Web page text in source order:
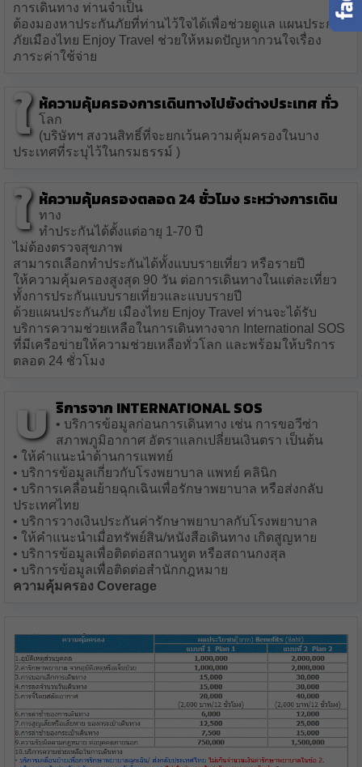
การเดินทาง ท่านจำเป็น
ต้องมองหาประกันภัยที่ท่านไว้ใจได้เพื่อช่วยดูแล แผนประกัน
ภัยเมืองไทย Enjoy Travel ช่วยให้หมดปัญหากวนใจเรื่อง
ภาระค่าใช้จ่าย
ใ ห้ความคุ้มครองการเดินทางไปยังต่างประเทศ ทั่ว
โลก
(บริษัทฯ สงวนสิทธิ์ที่จะยกเว้นความคุ้มครองในบาง
ประเทศที่ระบุไว้ในกรมธรรม์ )
ใ ห้ความคุ้มครองตลอด 24 ชั่วโมง ระหว่างการเดิน
ทาง
ทำประกันได้ตั้งแต่อายุ 1-70 ปี
ไม่ต้องตรวจสุขภาพ
สามารถเลือกทำประกันได้ทั้งแบบรายเที่ยว หรือรายปี
ให้ความคุ้มครองสูงสุด 90 วัน ต่อการเดินทางในแต่ละเที่ยว
ทั้งการประกันแบบรายเที่ยวและแบบรายปี
ด้วยแผนประกันภัย เมืองไทย Enjoy Travel ท่านจะได้รับ
บริการความช่วยเหลือในการเดินทางจาก International SOS
ที่มีเครือข่ายให้ความช่วยเหลือทั่วโลก และพร้อมให้บริการ
ตลอด 24 ชั่วโมง
บ ริการจาก International SOS
• บริการข้อมูลก่อนการเดินทาง เช่น การขอวีซ่า
สภาพภูมิอากาศ อัตราแลกเปลี่ยนเงินตรา เป็นต้น
• ให้คำแนะนำด้านการแพทย์
• บริการข้อมูลเกี่ยวกับโรงพยาบาล แพทย์ คลินิก
• บริการเคลื่อนย้ายฉุกเฉินเพื่อรักษาพยาบาล หรือส่งกลับ
ประเทศไทย
• บริการวางเงินประกันค่ารักษาพยาบาลกับโรงพยาบาล
• ให้คำแนะนำเมื่อทรัพย์สิน/หนังสือเดินทาง เกิดสูญหาย
• บริการข้อมูลเพื่อติดต่อสถานทูต หรือสถานกงสุล
• บริการข้อมูลเพื่อติดต่อสำนักกฎหมาย
ความคุ้มครอง Coverage